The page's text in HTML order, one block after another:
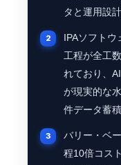
タと運用設
IPAソフト
工程が全工
れており、
が現実的な
件データ蓄
バリー・ベ
程10倍コス